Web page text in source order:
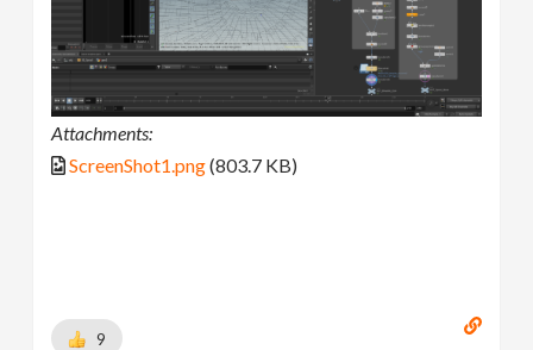
Attachments:
ScreenShot1.png(803.7 KB)
9